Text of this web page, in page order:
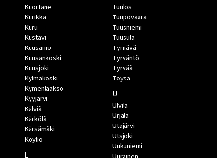
Kuortane
Kurikka
Kuru
Kustavi
Kuusamo
Kuusankoski
Kuusjoki
Kylmäkoski
Kymenlaakso
Kyyjärvi
Kälviä
Kärkölä
Kärsämäki
Köyliö
L
Tuulos
Tuupovaara
Tuusniemi
Tuusula
Tyrnävä
Tyrväntö
Tyrvää
Töysä
U
Ulvila
Urjala
Utajärvi
Utsjoki
Uukuniemi